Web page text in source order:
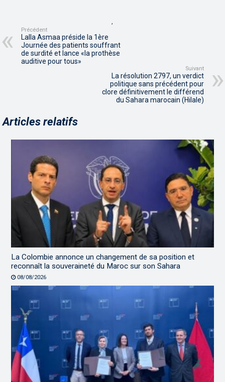
,
Précédent
Lalla Asmaa préside la 1ère
Journée des patients souffrant
de surdité et lance «la prothèse
auditive pour tous»
Suivant
La résolution 2797, un verdict
politique sans précédent pour
clore définitivement le différend
du Sahara marocain (Hilale)
Articles relatifs
La Colombie annonce un changement de sa position et
reconnaît la souveraineté du Maroc sur son Sahara
08/08/2026